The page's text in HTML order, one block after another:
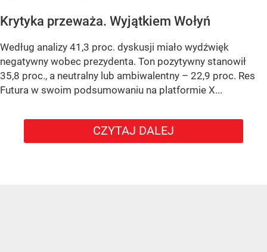
Krytyka przeważa. Wyjątkiem Wołyń
Według analizy 41,3 proc. dyskusji miało wydźwięk
negatywny wobec prezydenta. Ton pozytywny stanowił
35,8 proc., a neutralny lub ambiwalentny – 22,9 proc. Res
Futura w swoim podsumowaniu na platformie X...
CZYTAJ DALEJ